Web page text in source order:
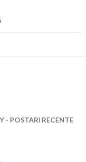
- POSTARI RECENTE